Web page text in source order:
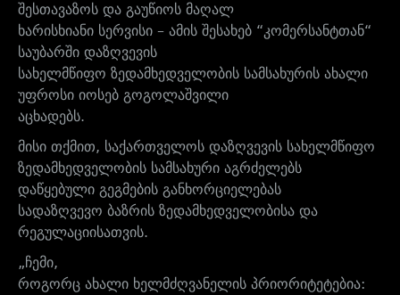
შესთავაზოს და გაუწიოს მაღალ
ხარისხიანი სერვისი – ამის შესახებ “კომერსანტთან“
საუბარში დაზღვევის
სახელმწიფო ზედამხედველობის სამსახურის ახალი
უფროსი იოსებ გოგოლაშვილი
აცხადებს.
მისი თქმით, საქართველოს დაზღვევის სახელმწიფო
ზედამხედველობის სამსახური აგრძელებს
დაწყებული გეგმების განხორციელებას
სადაზღვევო ბაზრის ზედამხედველობისა და
რეგულაციისათვის.
„ჩემი,
როგორც ახალი ხელმძღვანელის პრიორიტეტებია: